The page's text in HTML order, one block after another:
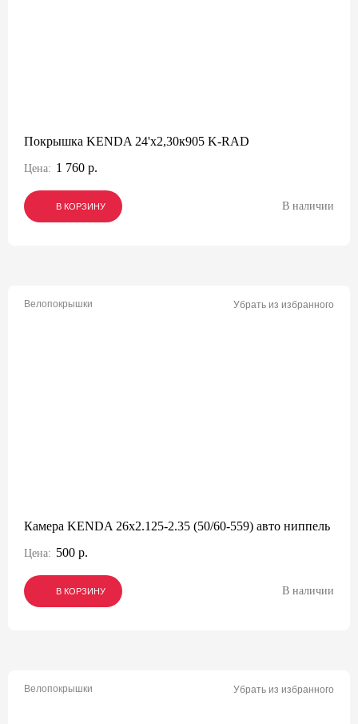
Покрышка KENDA 24'х2,30к905 K-RAD
Цена: 1 760 р.
В КОРЗИНУ
В КОРЗИНУ
В КОРЗИНУ В наличии
Велопокрышки Убрать из избранного
Камера KENDA 26x2.125-2.35 (50/60-559) авто ниппель
Цена: 500 р.
В КОРЗИНУ
В КОРЗИНУ
В КОРЗИНУ В наличии
Велопокрышки Убрать из избранного